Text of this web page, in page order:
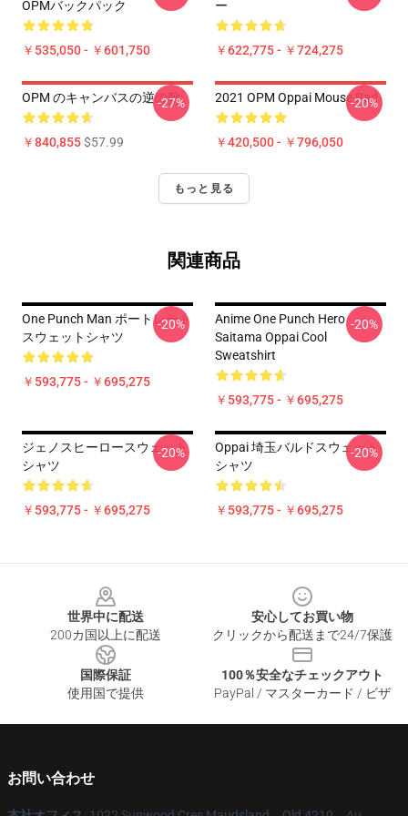
OPMバックパック
￥535,050 - ￥601,750
ー
￥622,775 - ￥724,275
OPM のキャンバスの逆の靴
￥840,855$57.99
-27% 2021 OPM Oppai Mouse Pad
￥420,500 - ￥796,050
-20%
もっと見る
関連商品
One Punch Man ポートレート
スウェットシャツ
￥593,775 - ￥695,275
-20%
Anime One Punch Hero
Saitama Oppai Cool
Sweatshirt
￥593,775 - ￥695,275
-20%
ジェノスヒーロースウェット
シャツ
￥593,775 - ￥695,275
-20%
Oppai 埼玉バルドスウェット
シャツ
￥593,775 - ￥695,275
-20%
世界中に配送
200カ国以上に配送
安心してお買い物
クリックから配送まで24/7保護
国際保証
使用国で提供
100％安全なチェックアウト
PayPal / マスターカード / ビザ
お問い合わせ